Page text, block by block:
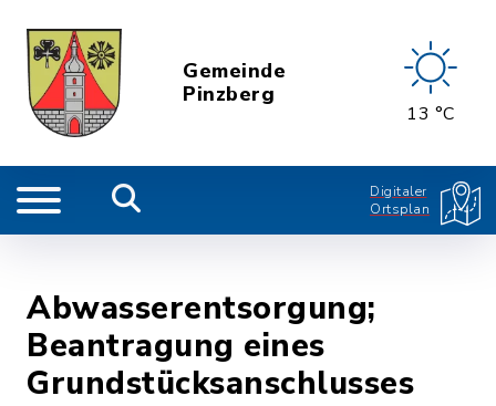
Gemeinde
Pinzberg
13 °C
Digitaler
Ortsplan
Abwasserentsorgung;
Beantragung eines
Grundstücksanschlusses